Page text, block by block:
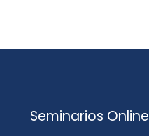
Seminarios Online